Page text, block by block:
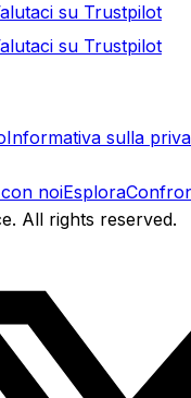
su Trustpilot
su Trustpilot
Informativa sulla
noiEsplora
All rights reserved.